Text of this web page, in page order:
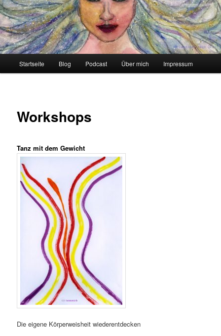
Startseite Blog Podcast Über mich Impressum
Workshops
Tanz mit dem Gewicht
Die eigene Körperweisheit wiederentdecken